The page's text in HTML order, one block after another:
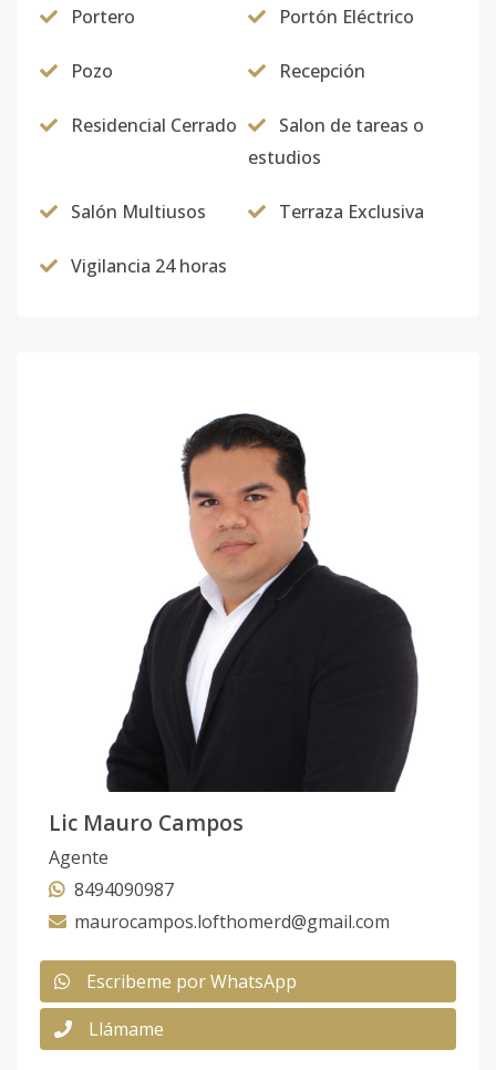
Portero Portón Eléctrico
Pozo Recepción
Residencial Cerrado
Salon de tareas o
estudios
Salón Multiusos Terraza Exclusiva
Vigilancia 24 horas
Lic Mauro Campos
Agente
8494090987
maurocampos.lofthomerd@gmail.com
Escribeme por WhatsApp
Llámame